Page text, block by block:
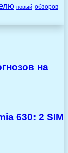
новый обзоров
на
630: 2 SIM